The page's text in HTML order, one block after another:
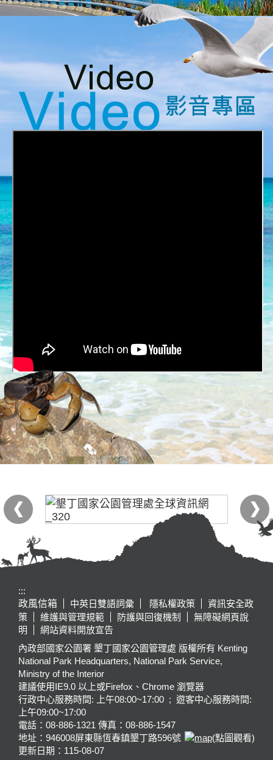
:::
政風信箱
中英日雙語詞彙 隱私權政策
資訊安全政
策
維護與管理規範 防護與回復機制
無障礙網頁說
明
網站資料開放宣告
內政部國家公園署 墾丁國家公園管理處 版權所有 Kenting
National Park Headquarters, National Park Service,
Ministry of the Interior
建議使用IE9.0 以上或Firefox、Chrome 瀏覽器
行政中心服務時間: 上午08:00~17:00 ; 遊客中心服務時間:
上午09:00~17:00
電話：08-886-1321 傳真：08-886-1547
地址：946008屏東縣恆春鎮墾丁路596號
(點圖觀看)
更新日期： 115-08-07